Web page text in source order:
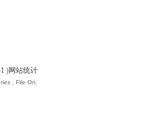
)网站统计
, File On.